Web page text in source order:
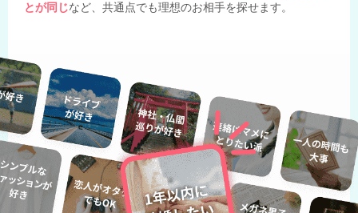
とが同じなど、共通点でも理想のお相手を探せます。